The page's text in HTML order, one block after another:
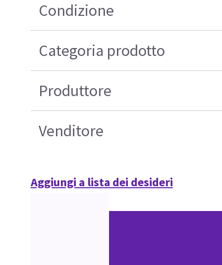
Condizione
Categoria prodotto
Produttore
Venditore
Aggiungi a lista dei desideri